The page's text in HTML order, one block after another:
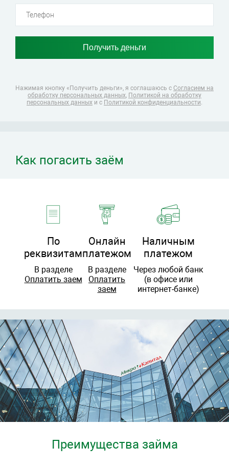
Нажимая кнопку «Получить деньги», я соглашаюсь с Согласием на
обработку персональных данных, Политикой на обработку
персональных данных и с Политикой конфиденциальности.
Как погасить заём
По
реквизитам
В разделе
Оплатить заем
Онлайн
платежом
В разделе
Оплатить
заем
Наличным
платежом
Через любой банк
(в офисе или
интернет-банке)
Преимущества займа